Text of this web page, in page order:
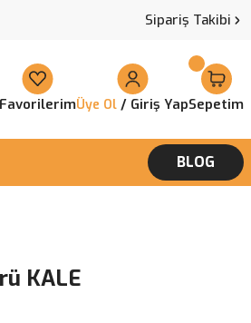
Sipariş Takibi
FavorilerimÜye Ol / Giriş YapSepetim
BLOG
KALE